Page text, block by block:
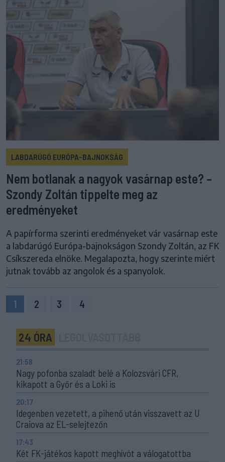
LABDARÚGÓ EURÓPA-BAJNOKSÁG
Nem botlanak a nagyok vasárnap este? –
Szondy Zoltán tippelte meg az
eredményeket
A papírforma szerinti eredményeket vár vasárnap este
a labdarúgó Európa-bajnokságon Szondy Zoltán, az FK
Csíkszereda elnöke. Megalapozta, hogy szerinte miért
jutnak tovább az angolok és a spanyolok.
1 2 3 4
24 ÓRA
21:58
Nagy pofonba szaladt belé a Kolozsvári CFR,
kikapott a Győr és a Loki is
20:17
Idegenben vezetett, a pihenő után visszavett az U
Craiova az EL-selejtezőn
17:43
Két FK-játékos kapott meghívót a válogatottba